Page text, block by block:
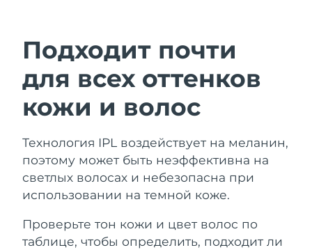
Подходит почти
для всех оттенков
кожи и волос
Технология IPL воздействует на меланин,
поэтому может быть неэффективна на
светлых волосах и небезопасна при
использовании на темной коже.
Проверьте тон кожи и цвет волос по
таблице, чтобы определить, подходит ли